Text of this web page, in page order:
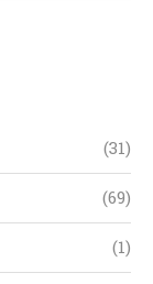
(31)
(69)
(1)